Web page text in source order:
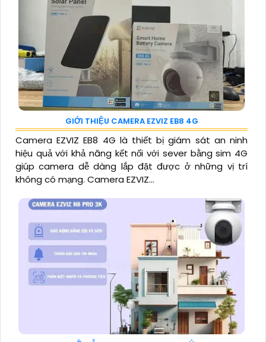
GIỚI THIỆU CAMERA EZVIZ EB8 4G
Camera EZVIZ EB8 4G là thiết bị giám sát an ninh
hiệu quả với khả năng kết nối với sever bằng sim 4G
giúp camera dễ dàng lắp đặt được ở những vị trí
không có mạng. Camera EZVIZ...